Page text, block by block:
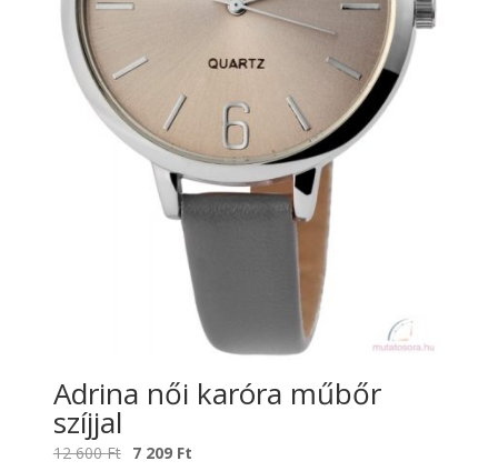
Adrina női karóra műbőr
szíjjal
12 600Ft Original
7 209 Ft